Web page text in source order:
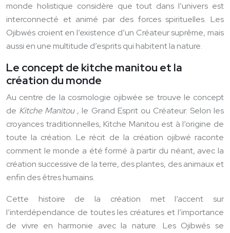
monde holistique considère que tout dans l’univers est
interconnecté et animé par des forces spirituelles. Les
Ojibwés croient en l’existence d’un Créateur suprême, mais
aussi en une multitude d’esprits qui habitent la nature.
Le concept de kitche manitou et la
création du monde
Au centre de la cosmologie ojibwée se trouve le concept
de Kitche Manitou , le Grand Esprit ou Créateur. Selon les
croyances traditionnelles, Kitche Manitou est à l’origine de
toute la création. Le récit de la création ojibwé raconte
comment le monde a été formé à partir du néant, avec la
création successive de la terre, des plantes, des animaux et
enfin des êtres humains.
Cette histoire de la création met l’accent sur
l’interdépendance de toutes les créatures et l’importance
de vivre en harmonie avec la nature. Les Ojibwés se